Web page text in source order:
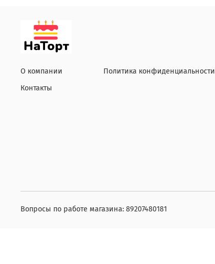
О компании
Контакты
Политика конфиденциальности
Вопросы по работе магазина: 89207480181